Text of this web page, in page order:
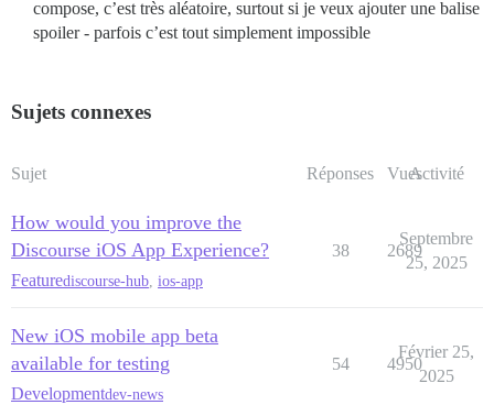
compose, c’est très aléatoire, surtout si je veux ajouter une balise
spoiler - parfois c’est tout simplement impossible
Sujets connexes
Sujet Réponses VuesActivité
How would you improve the
Discourse iOS App Experience?
Featurediscourse-hub ios-app
38 2689
Septembre
25, 2025
New iOS mobile app beta
available for testing
Developmentdev-news
54 4950
Février 25,
2025